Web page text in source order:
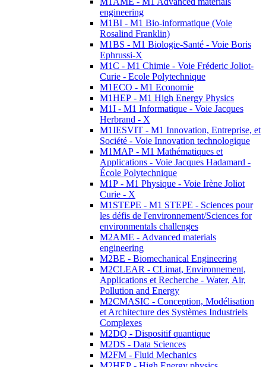
engineering
M1BI - M1 Bio-informatique (Voie
Rosalind Franklin)
M1BS - M1 Biologie-Santé - Voie Boris
Ephrussi-X
M1C - M1 Chimie - Voie Fréderic Joliot-
Curie - Ecole Polytechnique
M1ECO - M1 Economie
M1HEP - M1 High Energy Physics
M1I - M1 Informatique - Voie Jacques
Herbrand - X
M1IESVIT - M1 Innovation, Entreprise, et
Société - Voie Innovation technologique
M1MAP - M1 Mathématiques et
Applications - Voie Jacques Hadamard -
École Polytechnique
M1P - M1 Physique - Voie Irène Joliot
Curie - X
M1STEPE - M1 STEPE - Sciences pour
les défis de l'environnement/Sciences for
environmentals challenges
M2AME - Advanced materials
engineering
M2BE - Biomechanical Engineering
M2CLEAR - CLimat, Environnement,
Applications et Recherche - Water, Air,
Pollution and Energy
M2CMASIC - Conception, Modélisation
et Architecture des Systèmes Industriels
Complexes
M2DQ - Dispositif quantique
M2DS - Data Sciences
M2FM - Fluid Mechanics